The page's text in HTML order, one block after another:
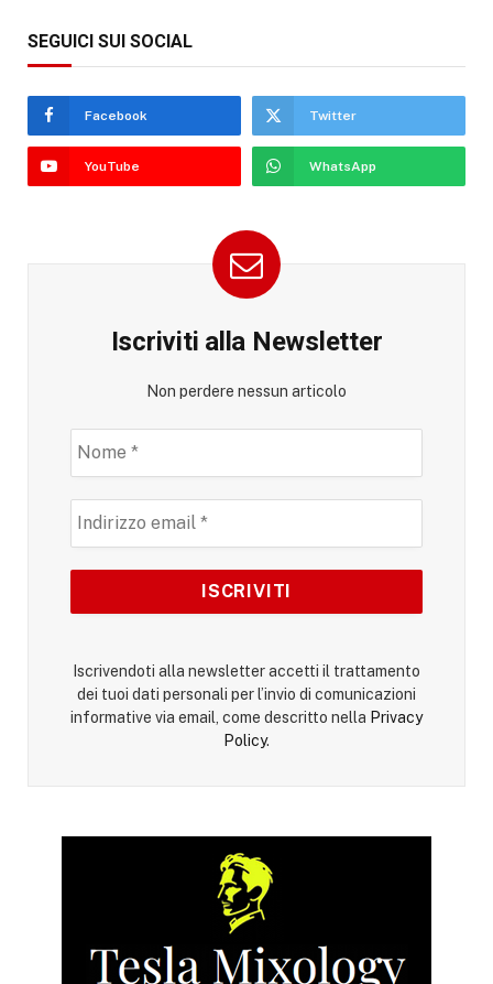
SEGUICI SUI SOCIAL
Facebook Twitter
YouTube WhatsApp
Iscriviti alla Newsletter
Non perdere nessun articolo
Iscrivendoti alla newsletter accetti il trattamento
dei tuoi dati personali per l’invio di comunicazioni
informative via email, come descritto nella Privacy
Policy.